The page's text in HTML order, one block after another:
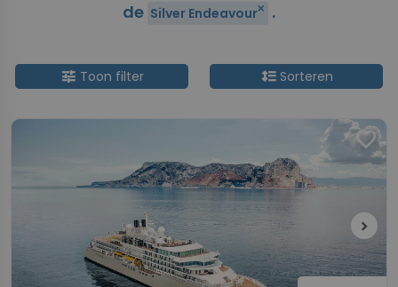
de Silver Endeavourclose .
tune Toon filter format_line_spacingSorteren
favorite
chevron_right